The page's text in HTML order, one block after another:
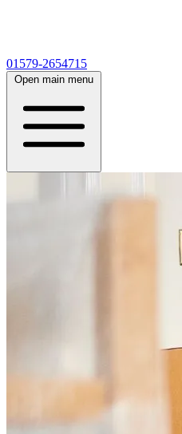
01579-2654715
Open main menu